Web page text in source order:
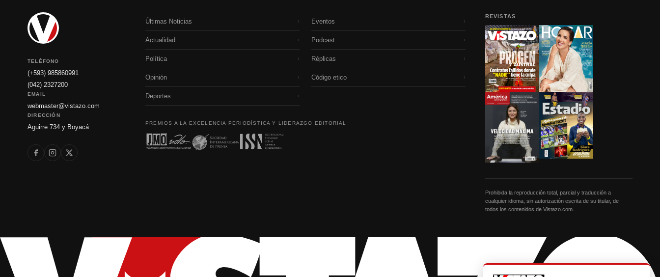
TELÉFONO
(+593) 985860991
(042) 2327200
EMAIL
webmaster@vistazo.com
DIRECCIÓN
Aguirre 734 y Boyacá
Últimas Noticias ›
Actualidad ›
Política ›
Opinión ›
Deportes ›
Eventos ›
Podcast ›
Réplicas ›
Código etico ›
PREMIOS A LA EXCELENCIA PERIODÍSTICA Y LIDERAZGO EDITORIAL
REVISTAS
Prohibida la reproducción total, parcial y traducción a
cualquier idioma, sin autorización escrita de su titular, de
todos los contenidos de Vistazo.com.